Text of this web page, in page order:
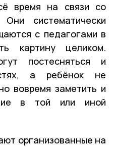
время на связи со
систематически
с педагогами в
картину целиком.
постесняться и
а ребёнок не
вовремя заметить и
в той или иной
организованные на